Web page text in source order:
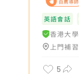
英語會話
香港大學
上門補習
5